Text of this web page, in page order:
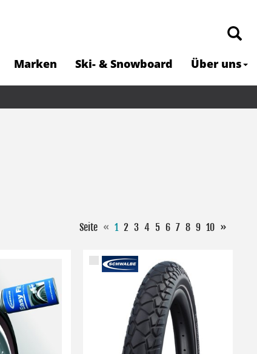
Marken Ski- & Snowboard Über uns
Seite « 1 2 3 4 5 6 7 8 9 10 »